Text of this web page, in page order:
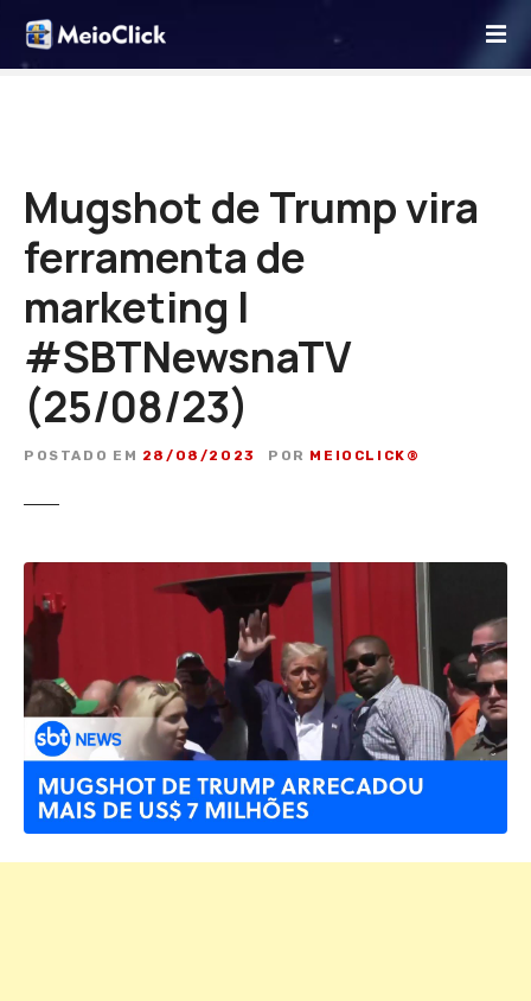
p
Mugshot de Trump vira
ferramenta de
marketing |
#SBTNewsnaTV
(25/08/23)
POSTADO EM 28/08/2023 POR MEIOCLICK®